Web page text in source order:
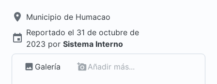
Municipio de Humacao
Reportado el 31 de octubre de
2023 por Sistema Interno
Galería Añadir más...